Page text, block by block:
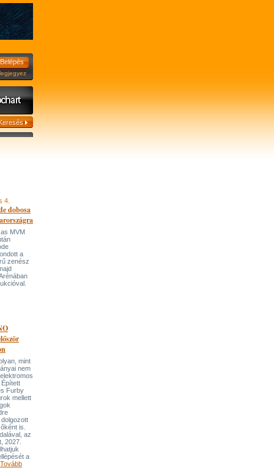
4.
dobosa
MVM
a
zenész
mint
nem
Furby
mellett
is.
az
2027.
a
Tovább